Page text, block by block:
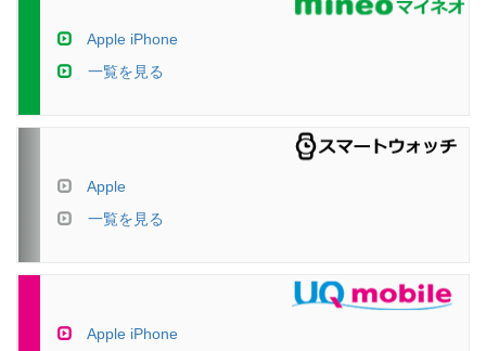
Apple iPhone
一覧を見る
Apple
一覧を見る
Apple iPhone